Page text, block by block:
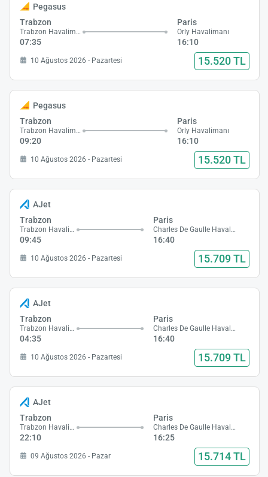
Pegasus
Trabzon
Trabzon Havalimanı
07:35
Paris
Orly Havalimanı
16:10
10 Ağustos 2026 - Pazartesi 15.520 TL
Pegasus
Trabzon
Trabzon Havalimanı
09:20
Paris
Orly Havalimanı
16:10
10 Ağustos 2026 - Pazartesi 15.520 TL
AJet
Trabzon
Trabzon Havalimanı
09:45
Paris
Charles De Gaulle Havalimanı
16:40
10 Ağustos 2026 - Pazartesi 15.709 TL
AJet
Trabzon
Trabzon Havalimanı
04:35
Paris
Charles De Gaulle Havalimanı
16:40
10 Ağustos 2026 - Pazartesi 15.709 TL
AJet
Trabzon
Trabzon Havalimanı
22:10
Paris
Charles De Gaulle Havalimanı
16:25
09 Ağustos 2026 - Pazar 15.714 TL